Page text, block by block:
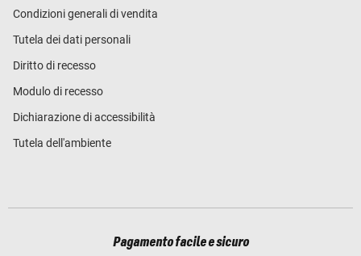
Condizioni generali di vendita
Tutela dei dati personali
Diritto di recesso
Modulo di recesso
Dichiarazione di accessibilità
Tutela dell'ambiente
Pagamento facile e sicuro